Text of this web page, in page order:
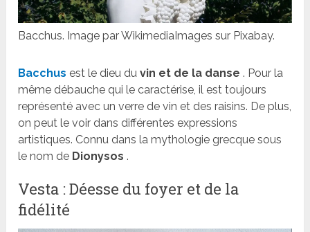
Bacchus. Image par WikimediaImages sur Pixabay.
Bacchus est le dieu duvin et de la danse . Pour la
même débauche qui le caractérise, il est toujours
représenté avec un verre de vin et des raisins. De plus,
on peut le voir dans différentes expressions
artistiques. Connu dans la mythologie grecque sous
le nom de Dionysos .
Vesta : Déesse du foyer et de la
fidélité